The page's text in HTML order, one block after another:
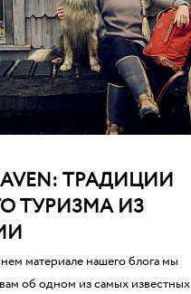
ТРАДИЦИИ
ТУРИЗМА ИЗ
материале нашего блога мы
об одном из самых известных